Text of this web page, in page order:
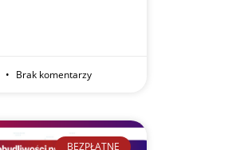
Brak komentarzy
BEZPŁATNE